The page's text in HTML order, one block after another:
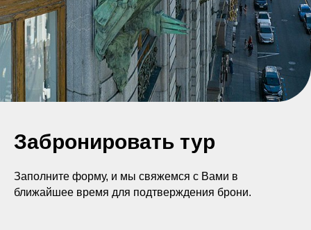
Забронировать тур
Заполните форму, и мы свяжемся с Вами в
ближайшее время для подтверждения брони.